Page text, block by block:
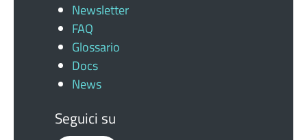
Newsletter
FAQ
Glossario
Docs
News
Seguici su